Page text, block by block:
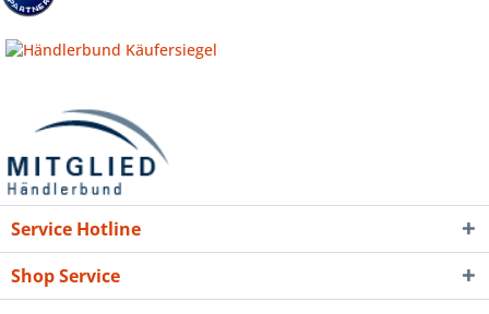
Service Hotline
Shop Service